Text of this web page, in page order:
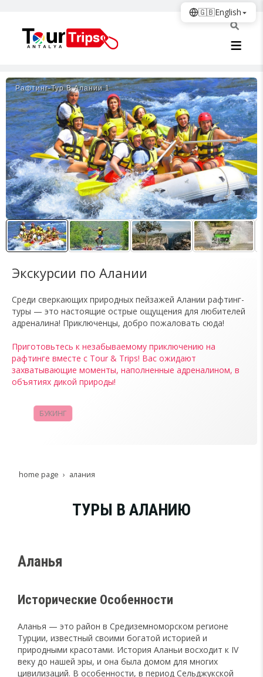
Рафтинг-Тур В Алании 1
Экскурсии по Алании
Среди сверкающих природных пейзажей Алании рафтинг-
туры — это настоящие острые ощущения для любителей
адреналина! Приключенцы, добро пожаловать сюда!
Приготовьтесь к незабываемому приключению на
рафтинге вместе с Tour & Trips! Вас ожидают
захватывающие моменты, наполненные адреналином, в
объятиях дикой природы!
БУКИНГ
home page алания
ТУРЫ В АЛАНИЮ
Аланья
Исторические Особенности
Аланья — это район в Средиземноморском регионе
Турции, известный своими богатой историей и
природными красотами. История Аланьи восходит к IV
веку до нашей эры, и она была домом для многих
цивилизаций. В особенности, в период Сельджукской
🇬🇧English